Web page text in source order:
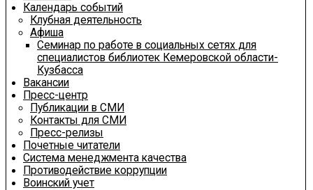
Календарь событий
Клубная деятельность
Афиша
Семинар по работе в социальных сетях для
специалистов библиотек Кемеровской области-
Кузбасса
Вакансии
Пресс-центр
Публикации в СМИ
Контакты для СМИ
Пресс-релизы
Почетные читатели
Система менеджмента качества
Противодействие коррупции
Воинский учет